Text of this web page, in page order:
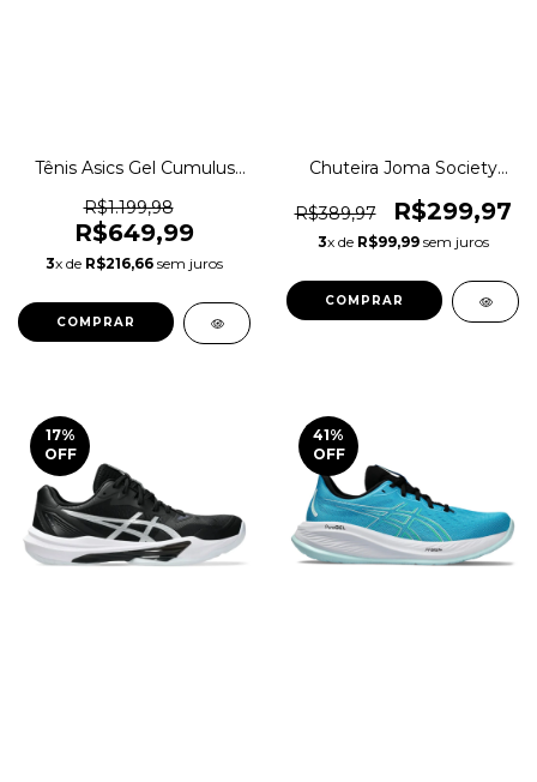
Tênis Asics Gel Cumulus
Original 1magnus
R$1.199,98
R$649,99
3x de R$216,66 sem juros
COMPRAR
Chuteira Joma Society
Original 1magnus
R$389,97 R$299,97
3x de R$99,99sem juros
COMPRAR
17%
OFF
41%
OFF